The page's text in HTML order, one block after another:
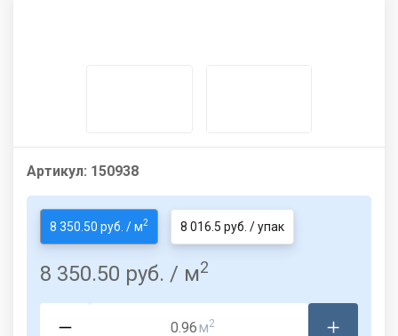
Артикул: 150938
8 350.50 руб. / м2 8 016.5 руб. / упак
8 350.50 руб. / м2
м2